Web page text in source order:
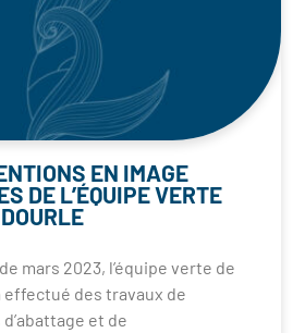
EN IMAGE
DE L’ÉQUIPE VERTE
mars 2023, l’équipe verte de
effectué des travaux de
et de